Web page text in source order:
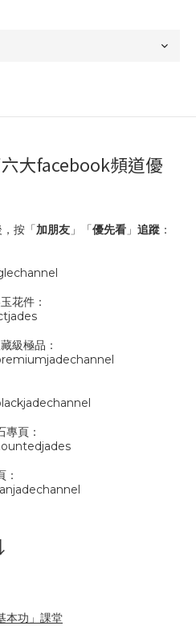
大facebook頻道優
按「加朋友 」「優先看 」 追蹤 ：
花件：
級極品：
專頁：
本功」課堂